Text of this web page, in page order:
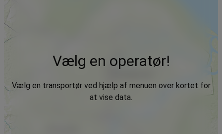
Vælg en operatør!
Vælg en transportør ved hjælp af menuen over kortet for
at vise data.